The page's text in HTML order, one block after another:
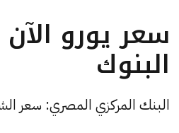
سعر يورو
البنوك
البنك المركزي المصري: سعر الشراء لعملة اليورو هو